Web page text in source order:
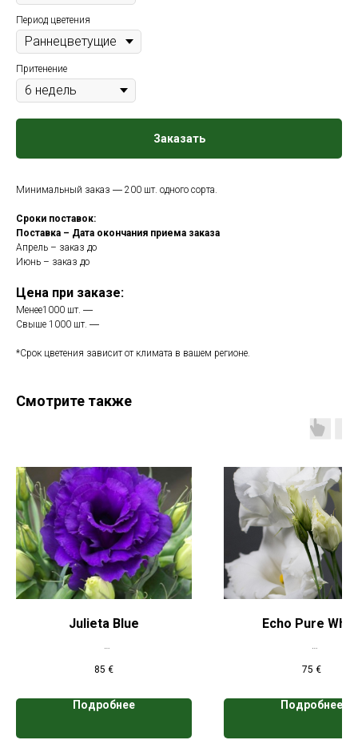
Период цветения
Притенение
Заказать
Минимальный заказ ― 200 шт. одного сорта.
Сроки поставок:
Поставка – Дата окончания приема заказа
Апрель – заказ до
Июнь – заказ до
Цена при заказе:
Менее1000 шт. ―
Свыше 1000 шт. ―
*Срок цветения зависит от климата в вашем регионе.
Смотрите также
Julieta Blue
кассет
85 €
Подробнее
Echo Pure
кассет
75 €
Подробнее